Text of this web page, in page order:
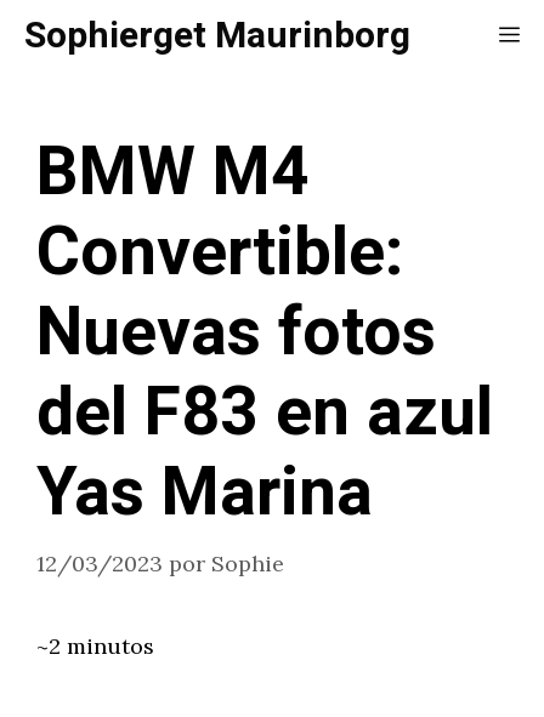
SaltarSophierget Maurinborg
BMW M4
Convertible:
Nuevas fotos
del F83 en azul
Yas Marina
12/03/2023 por Sophie
~2 minutos